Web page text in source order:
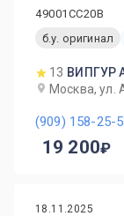
49001CC20B
б.у. оригинал
13 ВИПГУР
Москва, ул.
(909) 158-25-
19 200
18.11.2025